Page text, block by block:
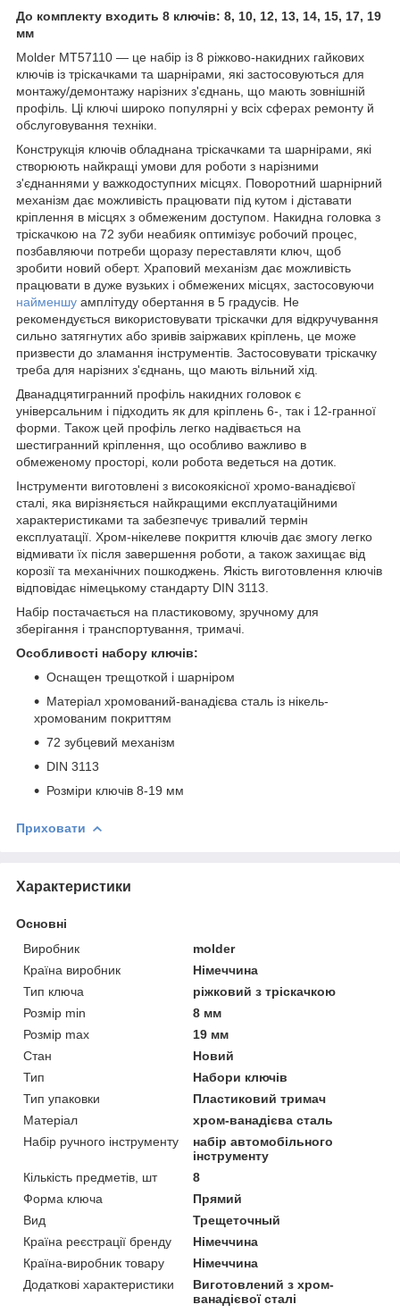
До комплекту входить 8 ключів: 8, 10, 12, 13, 14, 15, 17, 19
мм
Molder MT57110 — це набір із 8 ріжково-накидних гайкових
ключів із тріскачками та шарнірами, які застосовуються для
монтажу/демонтажу нарізних з'єднань, що мають зовнішній
профіль. Ці ключі широко популярні у всіх сферах ремонту й
обслуговування техніки.
Конструкція ключів обладнана тріскачками та шарнірами, які
створюють найкращі умови для роботи з нарізними
з'єднаннями у важкодоступних місцях. Поворотний шарнірний
механізм дає можливість працювати під кутом і діставати
кріплення в місцях з обмеженим доступом. Накидна головка з
тріскачкою на 72 зуби неабияк оптимізує робочий процес,
позбавляючи потреби щоразу переставляти ключ, щоб
зробити новий оберт. Храповий механізм дає можливість
працювати в дуже вузьких і обмежених місцях, застосовуючи
найменшу амплітуду обертання в 5 градусів. Не
рекомендується використовувати тріскачки для відкручування
сильно затягнутих або зривів заіржавих кріплень, це може
призвести до зламання інструментів. Застосовувати тріскачку
треба для нарізних з'єднань, що мають вільний хід.
Дванадцятигранний профіль накидних головок є
універсальним і підходить як для кріплень 6-, так і 12-гранної
форми. Також цей профіль легко надівається на
шестигранний кріплення, що особливо важливо в
обмеженому просторі, коли робота ведеться на дотик.
Інструменти виготовлені з високоякісної хромо-ванадієвої
сталі, яка вирізняється найкращими експлуатаційними
характеристиками та забезпечує тривалий термін
експлуатації. Хром-нікелеве покриття ключів дає змогу легко
відмивати їх після завершення роботи, а також захищає від
корозії та механічних пошкоджень. Якість виготовлення ключів
відповідає німецькому стандарту DIN 3113.
Набір постачається на пластиковому, зручному для
зберігання і транспортування, тримачі.
Особливості набору ключів:
Оснащен трещоткой і шарніром
Матеріал хромований-ванадієва сталь із нікель-
хромованим покриттям
72 зубцевий механізм
DIN 3113
Розміри ключів 8-19 мм
Приховати
Характеристики
Основні
Виробник
molder
Країна виробник
Німеччина
Тип ключа
ріжковий з тріскачкою
Розмір min
8 мм
Розмір max
19 мм
Стан
Новий
Тип
Набори ключів
Тип упаковки
Пластиковий тримач
Матеріал
хром-ванадієва сталь
Набір ручного інструменту
набір автомобільного
інструменту
Кількість предметів, шт
8
Форма ключа
Прямий
Вид
Трещеточный
Країна реєстрації бренду
Німеччина
Країна-виробник товару
Німеччина
Додаткові характеристики
Виготовлений з хром-
ванадієвої сталі